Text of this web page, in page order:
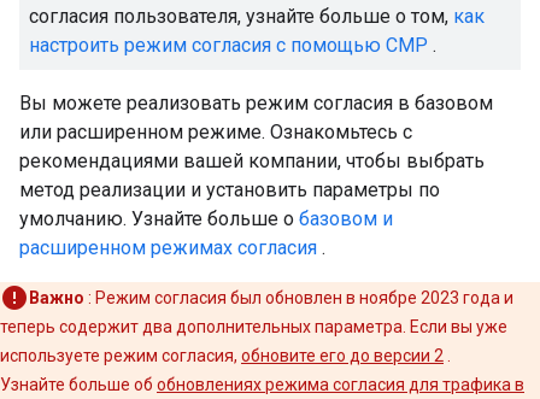
согласия пользователя, узнайте больше о том, как
настроить режим согласия с помощью CMP .
Вы можете реализовать режим согласия в базовом
или расширенном режиме. Ознакомьтесь с
рекомендациями вашей компании, чтобы выбрать
метод реализации и установить параметры по
умолчанию. Узнайте больше о базовом и
расширенном режимах согласия .
Важно : Режим согласия был обновлен в ноябре 2023 года и
теперь содержит два дополнительных параметра. Если вы уже
используете режим согласия, обновите его до версии 2
Узнайте больше об обновлениях режима согласия для трафика в